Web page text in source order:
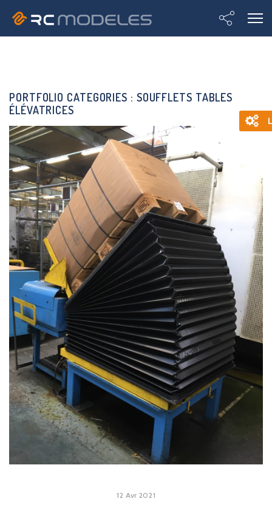
PORTFOLIO CATEGORIES : SOUFFLETS TABLES
ÉLÉVATRICES
12 Avr 2021